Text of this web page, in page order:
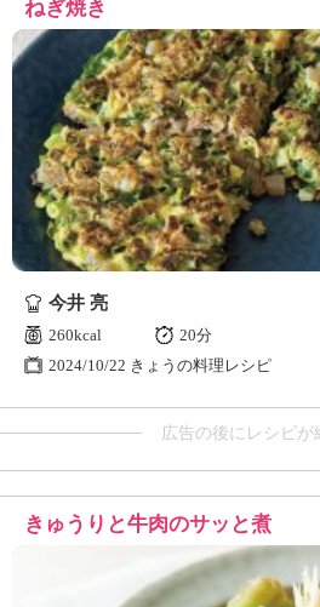
ねぎ焼き
今井 亮
260kcal
20分
2024/10/22 きょうの料理レシピ
広告の後にレシピが
きゅうりと牛肉のサッと煮